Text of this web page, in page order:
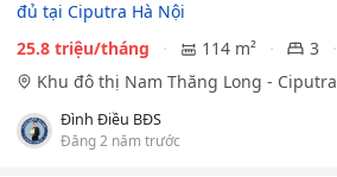
đủ tại Ciputra Hà Nội
25.8 triệu/tháng
114 m² 3
Khu đô thị Nam Thăng Long - Ciputra
Đình Điều BĐS
Đăng 2 năm trước